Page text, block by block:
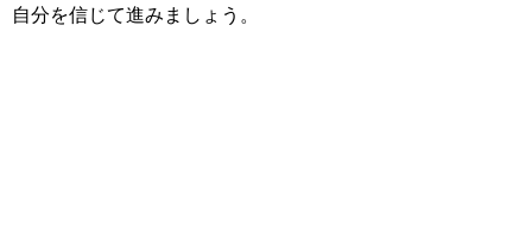
自分を信じて進みましょう。